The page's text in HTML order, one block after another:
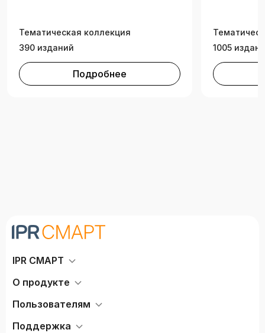
Тематическая коллекция
390 изданий
Подробнее
1005
IPR СМАРТ
О продукте
Пользователям
Поддержка